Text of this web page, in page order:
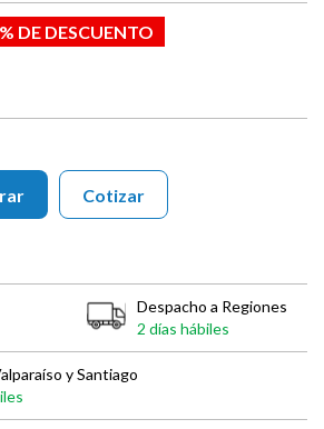
DE DESCUENTO
Cotizar
Despacho a Regiones
2 días hábiles
y Santiago